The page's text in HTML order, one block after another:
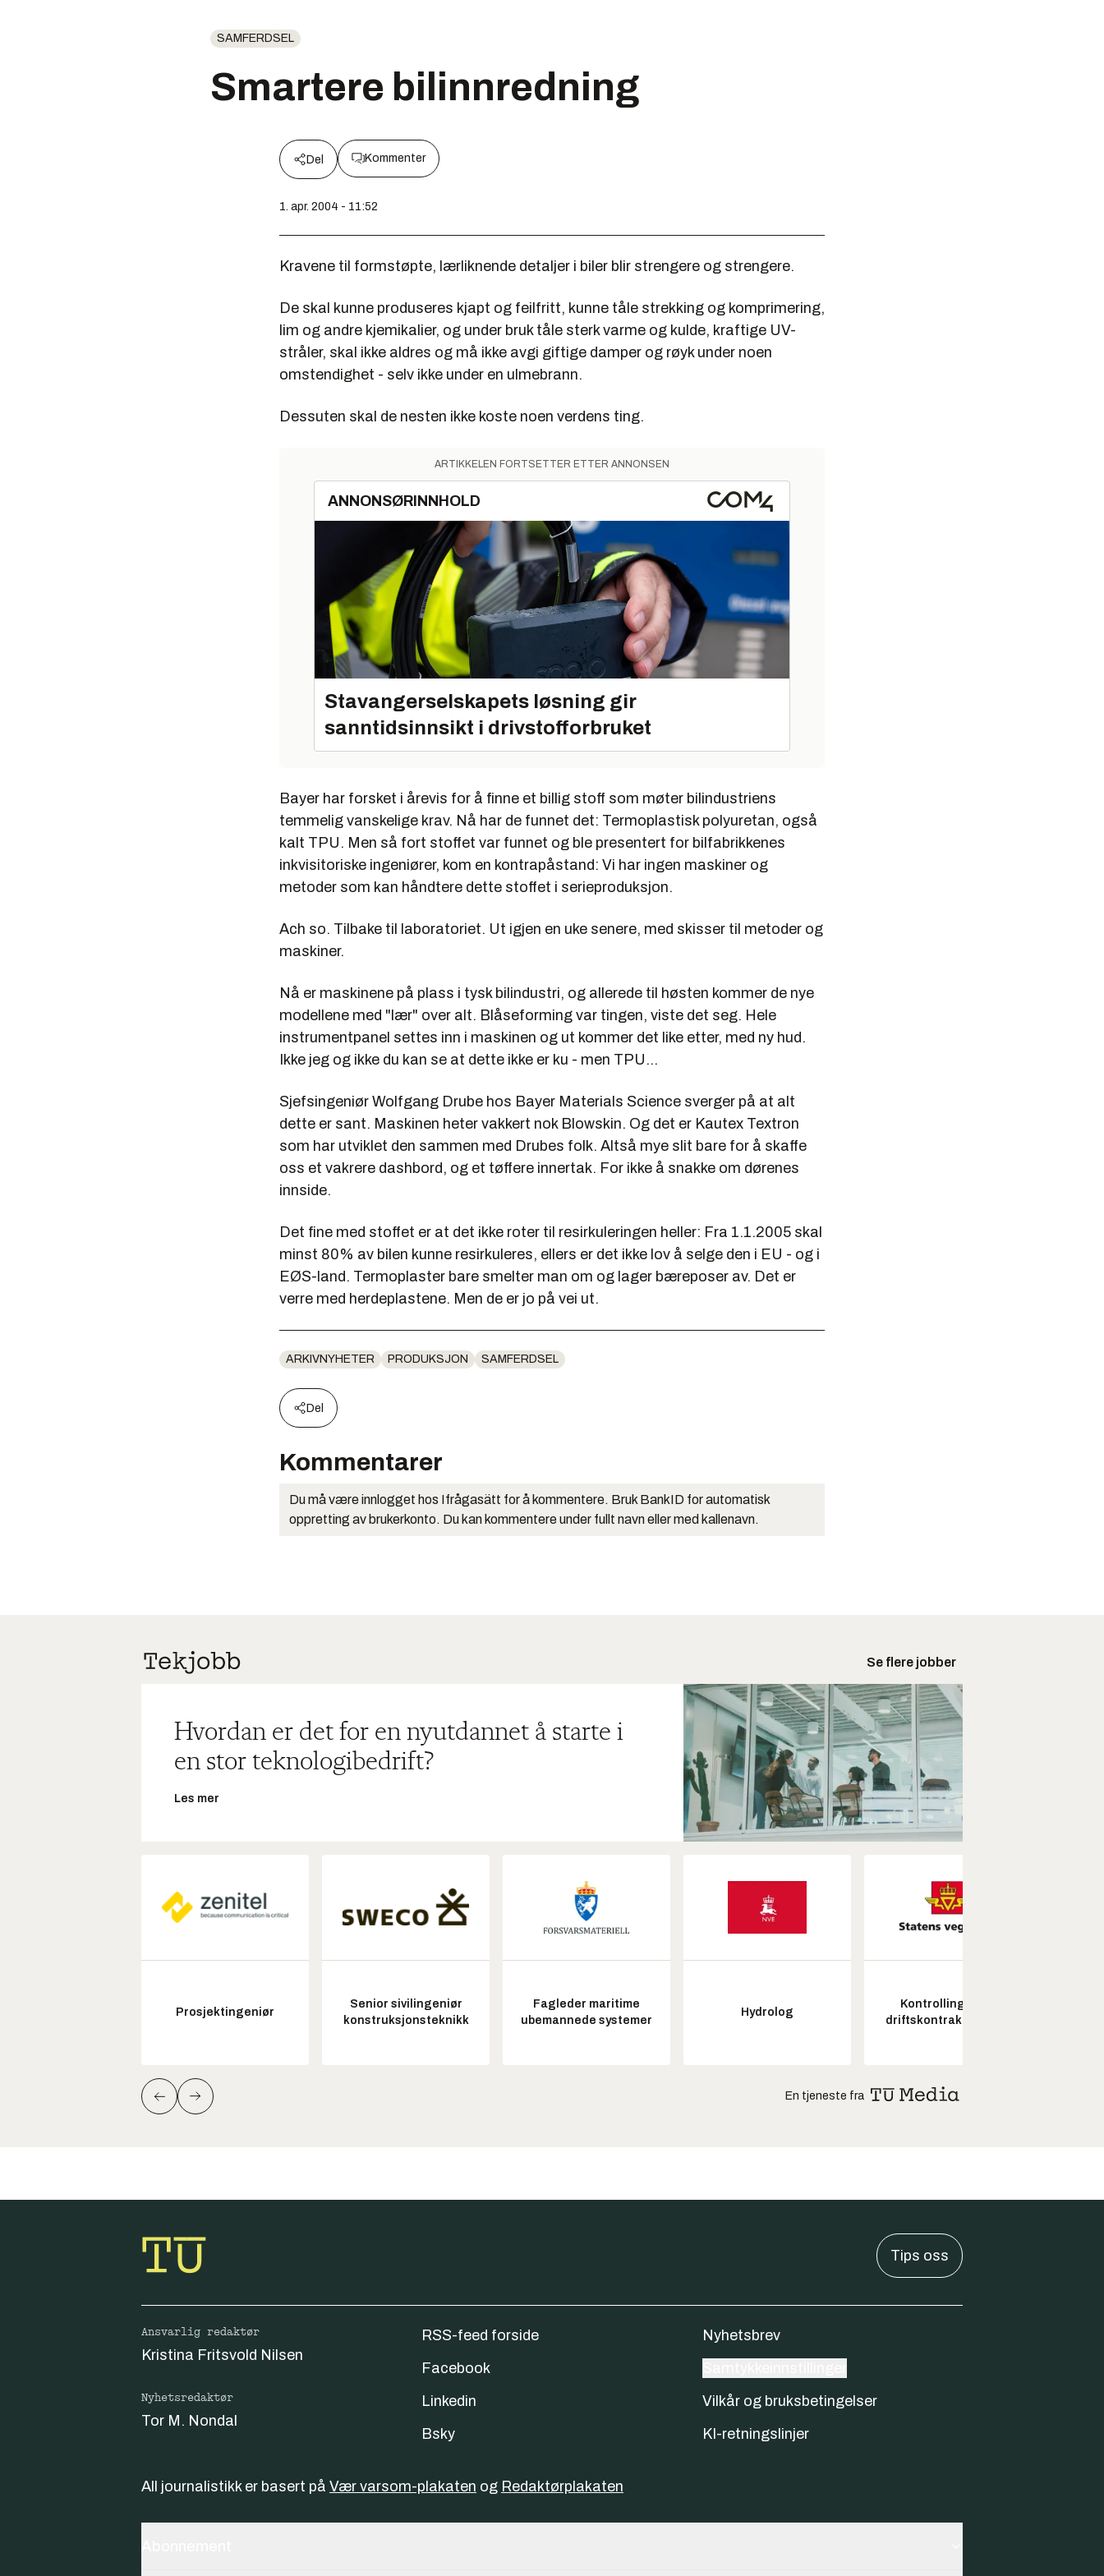
SAMFERDSEL
Smartere bilinnredning
Del Kommenter
1. apr. 2004 - 11:52
Kravene til formstøpte, lærliknende detaljer i biler blir strengere og strengere.
De skal kunne produseres kjapt og feilfritt, kunne tåle strekking og komprimering,
lim og andre kjemikalier, og under bruk tåle sterk varme og kulde, kraftige UV-
stråler, skal ikke aldres og må ikke avgi giftige damper og røyk under noen
omstendighet - selv ikke under en ulmebrann.
Dessuten skal de nesten ikke koste noen verdens ting.
ARTIKKELEN FORTSETTER ETTER ANNONSEN
ANNONSØRINNHOLD
Stavangerselskapets løsning gir
sanntidsinnsikt i drivstofforbruket
Bayer har forsket i årevis for å finne et billig stoff som møter bilindustriens
temmelig vanskelige krav. Nå har de funnet det: Termoplastisk polyuretan, også
kalt TPU. Men så fort stoffet var funnet og ble presentert for bilfabrikkenes
inkvisitoriske ingeniører, kom en kontrapåstand: Vi har ingen maskiner og
metoder som kan håndtere dette stoffet i serieproduksjon.
Ach so. Tilbake til laboratoriet. Ut igjen en uke senere, med skisser til metoder og
maskiner.
Nå er maskinene på plass i tysk bilindustri, og allerede til høsten kommer de nye
modellene med "lær" over alt. Blåseforming var tingen, viste det seg. Hele
instrumentpanel settes inn i maskinen og ut kommer det like etter, med ny hud.
Ikke jeg og ikke du kan se at dette ikke er ku - men TPU...
Sjefsingeniør Wolfgang Drube hos Bayer Materials Science sverger på at alt
dette er sant. Maskinen heter vakkert nok Blowskin. Og det er Kautex Textron
som har utviklet den sammen med Drubes folk. Altså mye slit bare for å skaffe
oss et vakrere dashbord, og et tøffere innertak. For ikke å snakke om dørenes
innside.
Det fine med stoffet er at det ikke roter til resirkuleringen heller: Fra 1.1.2005 skal
minst 80% av bilen kunne resirkuleres, ellers er det ikke lov å selge den i EU - og i
EØS-land. Termoplaster bare smelter man om og lager bæreposer av. Det er
verre med herdeplastene. Men de er jo på vei ut.
ARKIVNYHETER PRODUKSJON SAMFERDSEL
Del
Kommentarer
Du må være innlogget hos Ifrågasätt for å kommentere. Bruk BankID for automatisk
oppretting av brukerkonto. Du kan kommentere under fullt navn eller med kallenavn.
Se flere jobber
Hvordan er det for en nyutdannet å starte i
en stor teknologibedrift?
Les mer
Prosjektingeniør
Senior sivilingeniør
konstruksjonsteknikk
Fagleder maritime
ubemannede systemer
Hydrolog
Kontrollingeniør
driftskontrakt elektro
En tjeneste fra
Tips oss
Ansvarlig redaktør
Kristina Fritsvold Nilsen
Nyhetsredaktør
Tor M. Nondal
RSS-feed forside
Facebook
Linkedin
Bsky
Nyhetsbrev
Vilkår og bruksbetingelser
KI-retningslinjer
All journalistikk er basert på Vær varsom-plakaten og Redaktørplakaten